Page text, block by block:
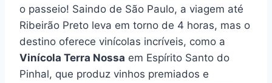
o passeio! Saindo de São Paulo, a viagem até
Ribeirão Preto leva em torno de 4 horas, mas o
destino oferece vinícolas incríveis, como a
Vinícola Terra Nossa em Espírito Santo do
Pinhal, que produz vinhos premiados e